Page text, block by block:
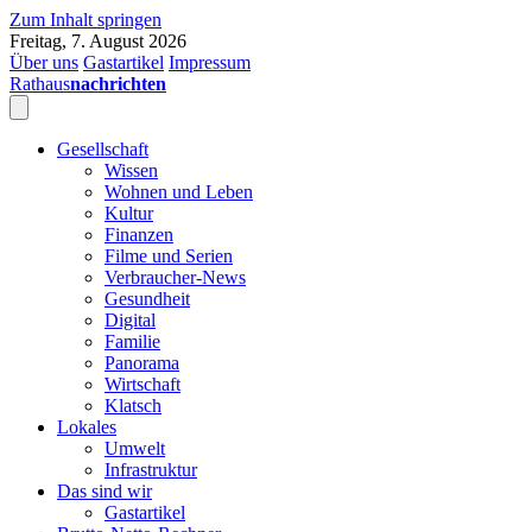
Zum Inhalt springen
Freitag, 7. August 2026
Über uns Gastartikel Impressum
Rathausnachrichten
Gesellschaft
Wissen
Wohnen und Leben
Kultur
Finanzen
Filme und Serien
Verbraucher-News
Gesundheit
Digital
Familie
Panorama
Wirtschaft
Klatsch
Lokales
Umwelt
Infrastruktur
Das sind wir
Gastartikel